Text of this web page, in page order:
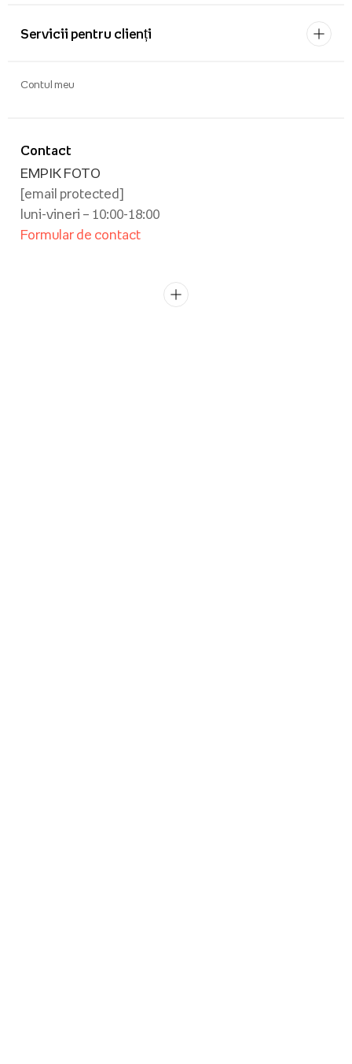
Servicii pentru clienți
Contact
EMPIK FOTO
[email protected]
luni-vineri – 10:00-18:00
Formular de contact
Contul meu